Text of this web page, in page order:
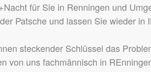
für Sie in Renningen und
Patsche und lassen Sie wieder in
steckender Schlüssel das
von uns fachmännisch in